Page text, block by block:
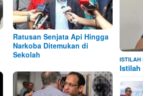
Ratusan Senjata Api Hingga
Narkoba Ditemukan di
Sekolah
ISTILAH
Istilah